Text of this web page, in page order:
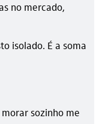
no mercado,
isolado. É a soma
sozinho me